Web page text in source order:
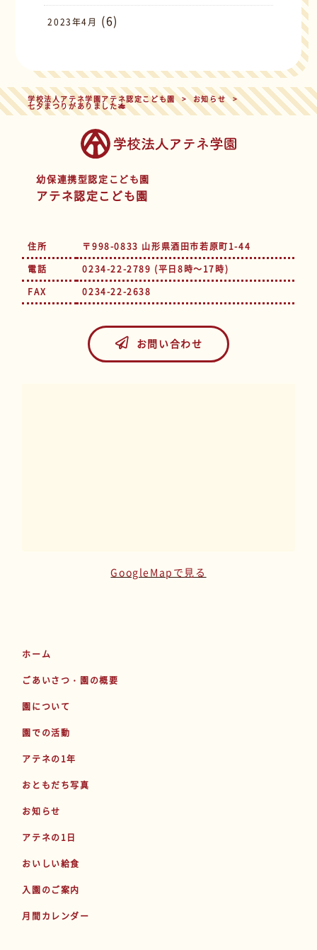
2023年4月 (6)
学校法人アテネ学園アテネ認定こども園 > お知らせ >
七夕まつりがありました🎋
幼保連携型認定こども園
アテネ認定こども園
住所
〒998-0833 山形県酒田市若原町1-44
電話
0234-22-2789 (平日8時～17時)
FAX
0234-22-2638
お問い合わせ
GoogleMapで見る
ホーム
ごあいさつ・園の概要
園について
園での活動
アテネの1年
おともだち写真
お知らせ
アテネの1日
おいしい給食
入園のご案内
月間カレンダー